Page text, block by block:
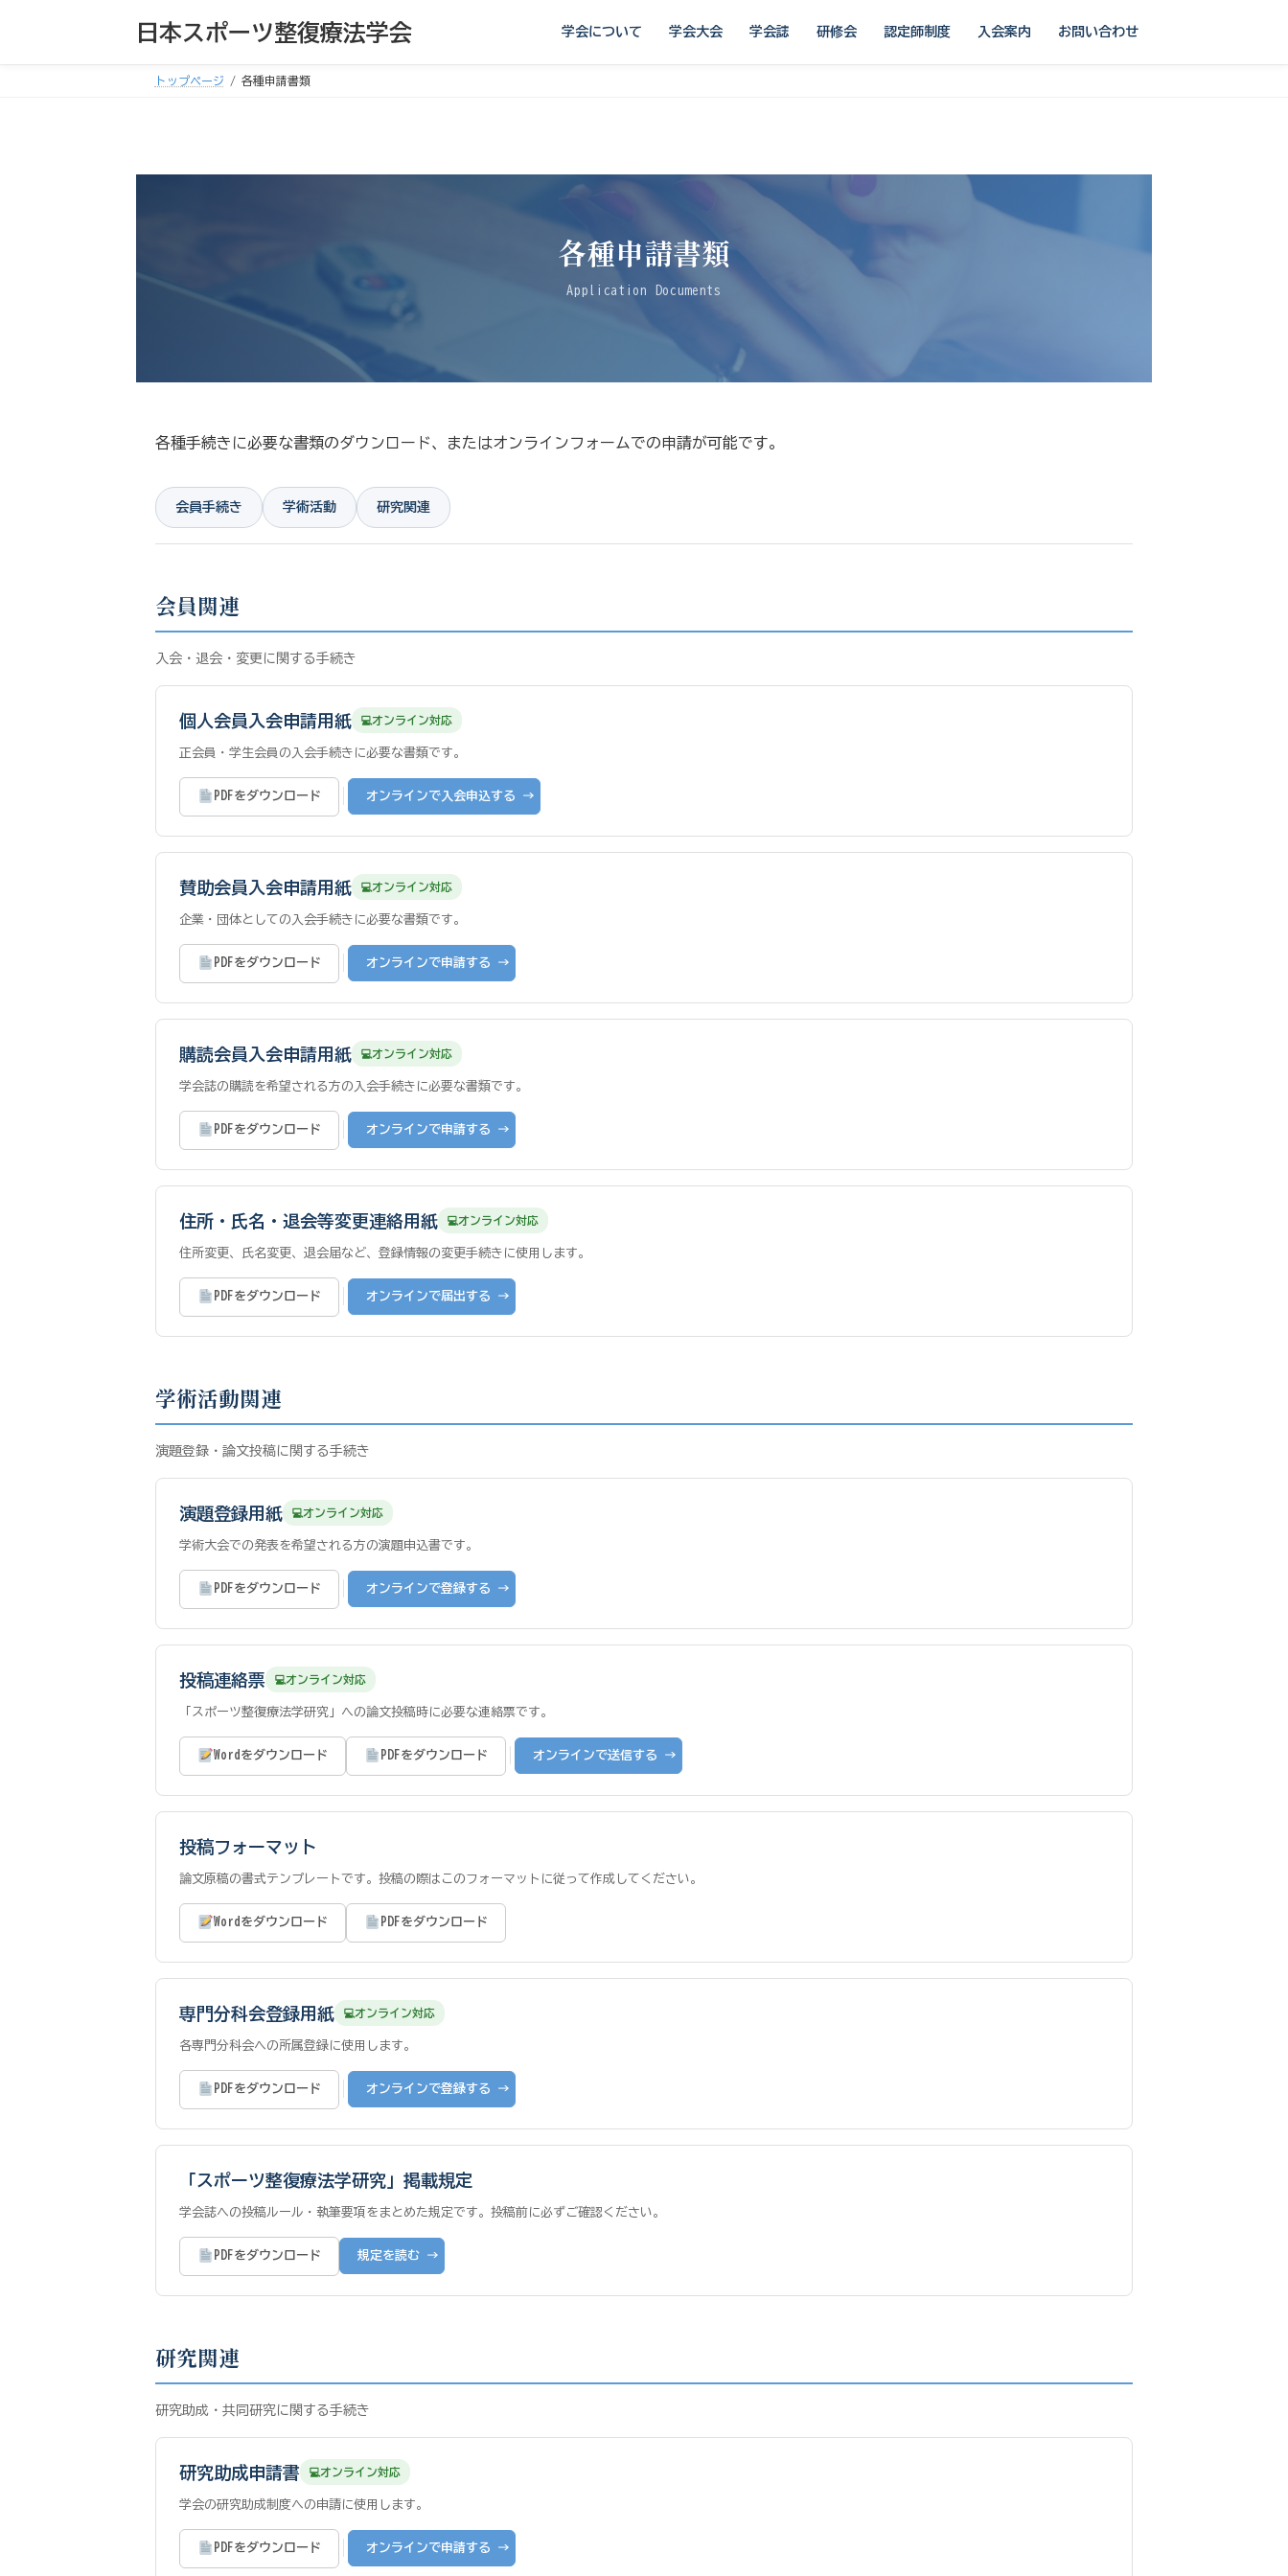
テ
ゲ
日本スポーツ整復療法学会 学会について 学会大会 学会誌 研修会 認定師制度 入会案内 お問い合わせ
トップページ 各種申請書類
各種申請書類
Application Documents
各種手続きに必要な書類のダウンロード、またはオンラインフォームでの申請が可能です。
会員手続き 学術活動 研究関連
会員関連
入会・退会・変更に関する手続き
個人会員入会申請用紙 オンライン対応
正会員・学生会員の入会手続きに必要な書類です。
PDFをダウンロード オンラインで入会申込する →
賛助会員入会申請用紙 オンライン対応
企業・団体としての入会手続きに必要な書類です。
PDFをダウンロード オンラインで申請する →
購読会員入会申請用紙 オンライン対応
学会誌の購読を希望される方の入会手続きに必要な書類です。
PDFをダウンロード オンラインで申請する →
住所・氏名・退会等変更連絡用紙 オンライン対応
住所変更、氏名変更、退会届など、登録情報の変更手続きに使用します。
PDFをダウンロード オンラインで届出する →
学術活動関連
演題登録・論文投稿に関する手続き
演題登録用紙 オンライン対応
学術大会での発表を希望される方の演題申込書です。
PDFをダウンロード オンラインで登録する →
投稿連絡票 オンライン対応
「スポーツ整復療法学研究」への論文投稿時に必要な連絡票です。
Wordをダウンロード PDFをダウンロード オンラインで送信する →
投稿フォーマット
論文原稿の書式テンプレートです。投稿の際はこのフォーマットに従って作成してください。
Wordをダウンロード PDFをダウンロード
専門分科会登録用紙 オンライン対応
各専門分科会への所属登録に使用します。
PDFをダウンロード オンラインで登録する →
「スポーツ整復療法学研究」掲載規定
学会誌への投稿ルール・執筆要項をまとめた規定です。投稿前に必ずご確認ください。
PDFをダウンロード 規定を読む →
研究関連
研究助成・共同研究に関する手続き
研究助成申請書 オンライン対応
学会の研究助成制度への申請に使用します。
PDFをダウンロード オンラインで申請する →